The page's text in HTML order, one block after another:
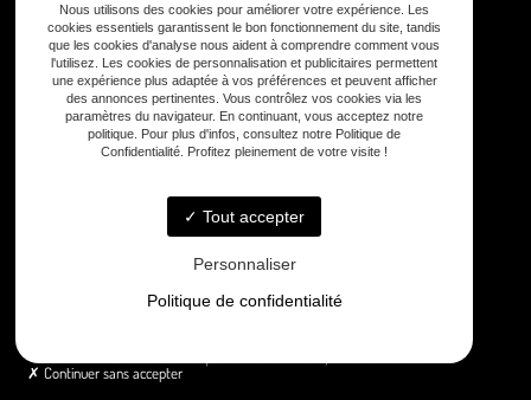
Peinture
Aménagement intérieur
Isolation
Pose de revêtements sols & murs
Nettoyage façade & toiture
Contact
Nous utilisons des cookies pour améliorer votre expérience. Les
cookies essentiels garantissent le bon fonctionnement du site, tandis
que les cookies d'analyse nous aident à comprendre comment vous
l'utilisez. Les cookies de personnalisation et publicitaires permettent
une expérience plus adaptée à vos préférences et peuvent afficher
des annonces pertinentes. Vous contrôlez vos cookies via les
paramètres du navigateur. En continuant, vous acceptez notre
politique. Pour plus d'infos, consultez notre Politique de
Confidentialité. Profitez pleinement de votre visite !
Tout accepter
Personnaliser
Politique de confidentialité
Continuer sans accepter